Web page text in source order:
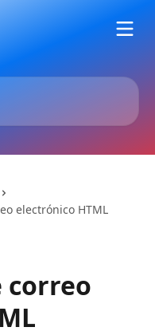
electrónico HTML